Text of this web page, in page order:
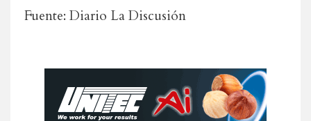
Fuente: Diario La Discusión